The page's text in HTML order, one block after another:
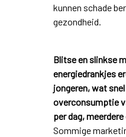
kunnen schade
gezondheid.
Blitse en slinkse
energiedrankjes
jongeren, wat
overconsumptie
per dag,
Sommige